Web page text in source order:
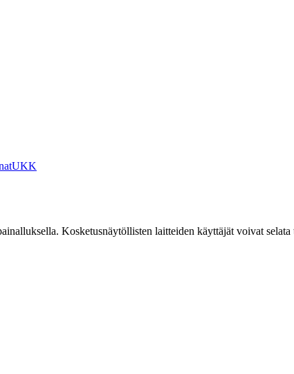
UKK
Kosketusnäytöllisten laitteiden käyttäjät voivat